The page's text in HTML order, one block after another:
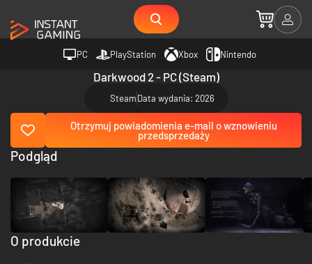
PC PlayStation Xbox Nintendo
Darkwood 2 - PC (Steam)
SteamData wydania: 2026
Otrzymuj powiadomienia e-mail o wznowieniu
przedsprzedaży
O produkcie
Podgląd